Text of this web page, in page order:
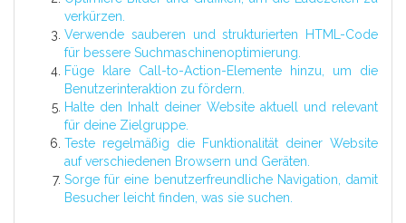
verkürzen.
Verwende sauberen und strukturierten HTML-Code
für bessere Suchmaschinenoptimierung.
Füge klare Call-to-Action-Elemente hinzu, um die
Benutzerinteraktion zu fördern.
Halte den Inhalt deiner Website aktuell und relevant
für deine Zielgruppe.
Teste regelmäßig die Funktionalität deiner Website
auf verschiedenen Browsern und Geräten.
Sorge für eine benutzerfreundliche Navigation, damit
Besucher leicht finden, was sie suchen.